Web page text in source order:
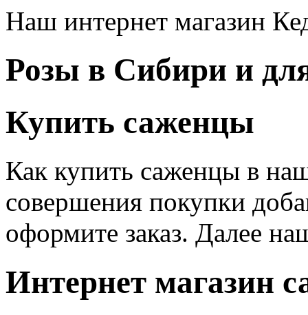
Наш интернет магазин
Розы в Сибири и
Купить саженцы
Как купить саженцы в
совершения покупки
оформите заказ. Далее
Интернет магазин